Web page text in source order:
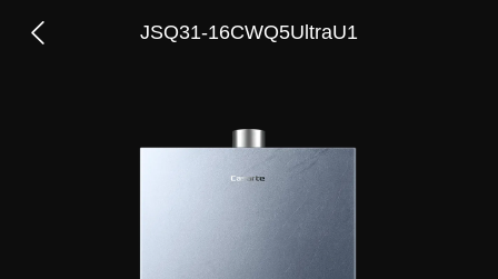
JSQ31-16CWQ5UltraU1